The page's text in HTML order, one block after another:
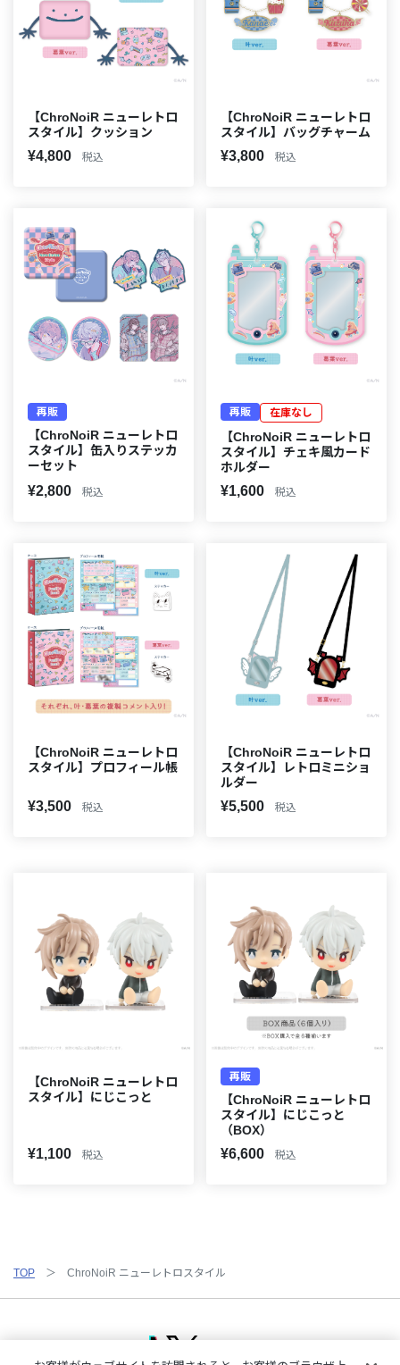
【ChroNoiR ニューレトロ
スタイル】クッション
¥4,800 税込
【ChroNoiR ニューレトロ
スタイル】バッグチャーム
¥3,800 税込
再販
【ChroNoiR ニューレトロ
スタイル】缶入りステッカ
ーセット
¥2,800 税込
再販 在庫なし
【ChroNoiR ニューレトロ
スタイル】チェキ風カード
ホルダー
¥1,600 税込
【ChroNoiR ニューレトロ
スタイル】プロフィール帳
¥3,500 税込
【ChroNoiR ニューレトロ
スタイル】レトロミニショ
ルダー
¥5,500 税込
【ChroNoiR ニューレトロ
スタイル】にじこっと
¥1,100 税込
再販
【ChroNoiR ニューレトロ
スタイル】にじこっと
（BOX）
¥6,600 税込
TOP ChroNoiR ニューレトロスタイル